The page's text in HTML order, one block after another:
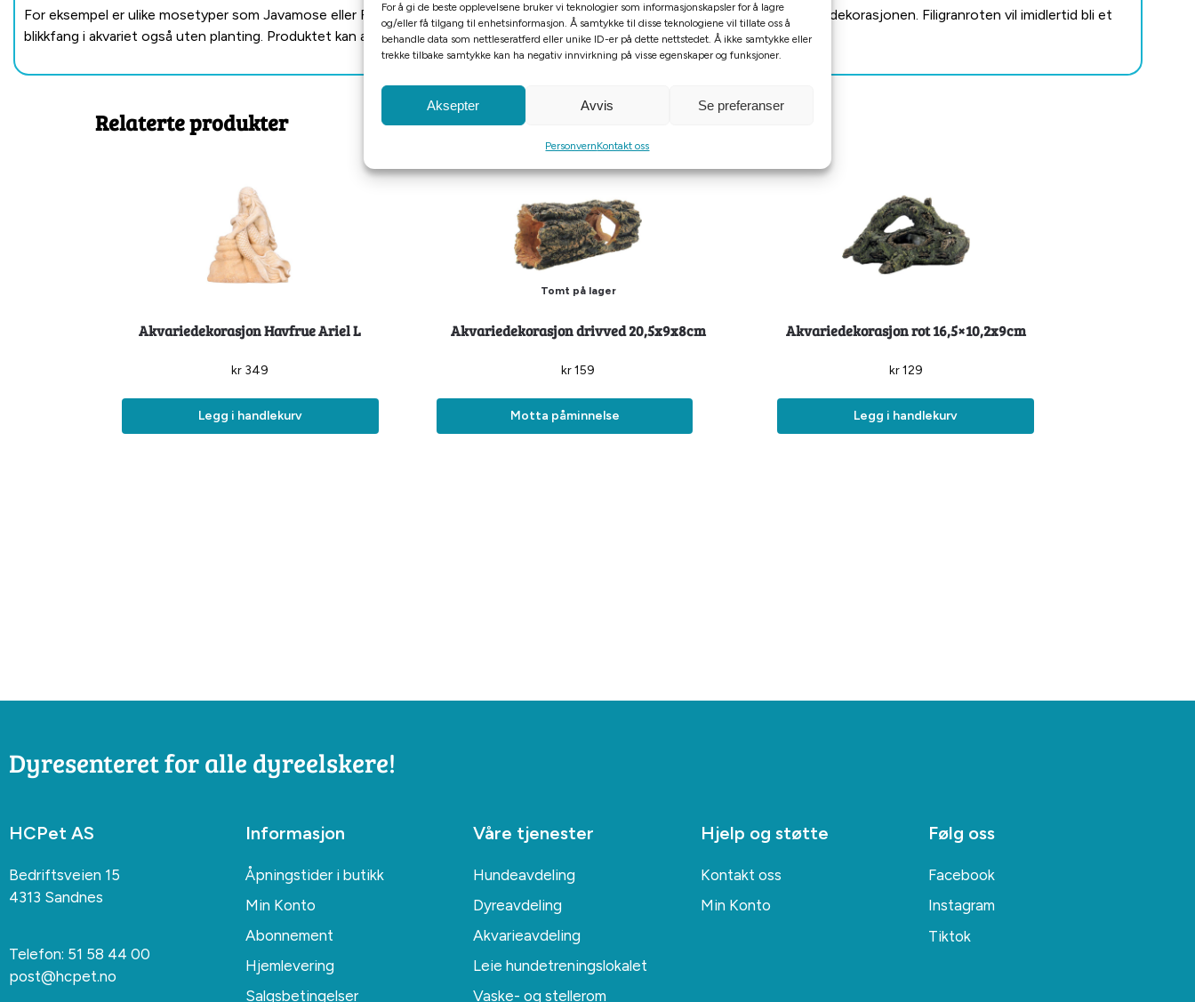
For å gi de beste opplevelsene bruker vi teknologier som informasjonskapsler for å lagre
og/eller få tilgang til enhetsinformasjon. Å samtykke til disse teknologiene vil tillate oss å
behandle data som nettleseratferd eller unike ID-er på dette nettstedet. Å ikke samtykke eller
trekke tilbake samtykke kan ha negativ innvirkning på visse egenskaper og funksjoner.
Aksepter Avvis Se preferanser
PersonvernKontakt oss
For eksempel er ulike mosetyper som Javamose eller Fønixmose, som kan festes ved hjelp av fiskesnøre, egnet for planting på dekorasjonen. Filigranroten vil imidlertid bli et
blikkfang i akvariet også uten planting. Produktet kan avvike fra bildet siden det er et naturprodukt.
Relaterte produkter
Akvariedekorasjon Havfrue Ariel L
kr 349
Legg i handlekurv
Tomt på lager
Akvariedekorasjon drivved 20,5x9x8cm
kr159
Motta påminnelse
Akvariedekorasjon rot 16,5×10,2x9cm
kr129
Legg i handlekurv
Dyresenteret for alle dyreelskere!
HCPet AS
Bedriftsveien 15
4313 Sandnes
Telefon: 51 58 44 00
post@hcpet.no
Informasjon
Åpningstider i butikk
Min Konto
Abonnement
Hjemlevering
Salgsbetingelser
Våre tjenester
Hundeavdeling
Dyreavdeling
Akvarieavdeling
Leie hundetreningslokalet
Vaske- og stellerom
Hjelp og støtte
Kontakt oss
Min Konto
Følg oss
Facebook
Instagram
Tiktok